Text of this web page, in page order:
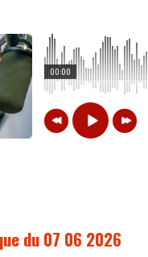
00:00
du 07 06 2026